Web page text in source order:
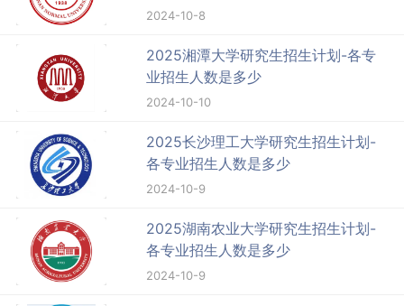
2024-10-8
2025湘潭大学研究生招生计划-各专
业招生人数是多少
2024-10-10
2025长沙理工大学研究生招生计划-
各专业招生人数是多少
2024-10-9
2025湖南农业大学研究生招生计划-
各专业招生人数是多少
2024-10-9